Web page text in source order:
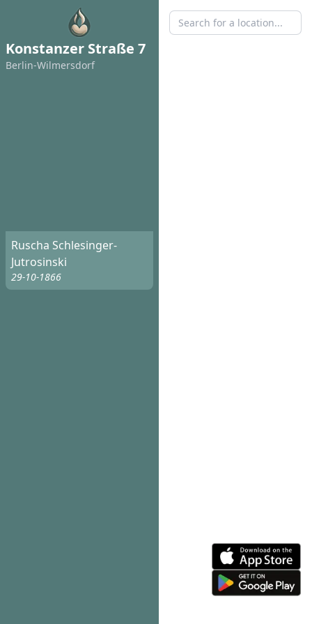
Konstanzer Straße 7
Berlin-Wilmersdorf
Ruscha Schlesinger-
Jutrosinski
29-10-1866